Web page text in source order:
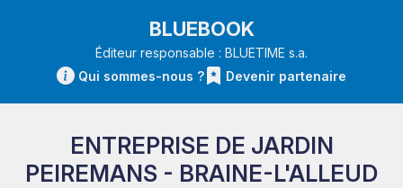
BLUEBOOK
Éditeur responsable : BLUETIME s.a.
Qui sommes-nous ?
Devenir partenaire
ENTREPRISE DE JARDIN
PEIREMANS - BRAINE-L'ALLEUD